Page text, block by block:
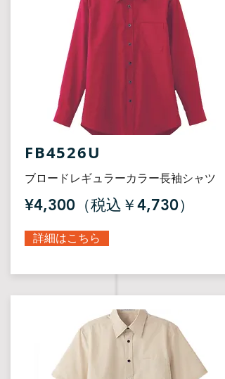
FB4526U
ブロードレギュラーカラー長袖シャツ
¥4,300（税込￥4,730）
詳細はこちら